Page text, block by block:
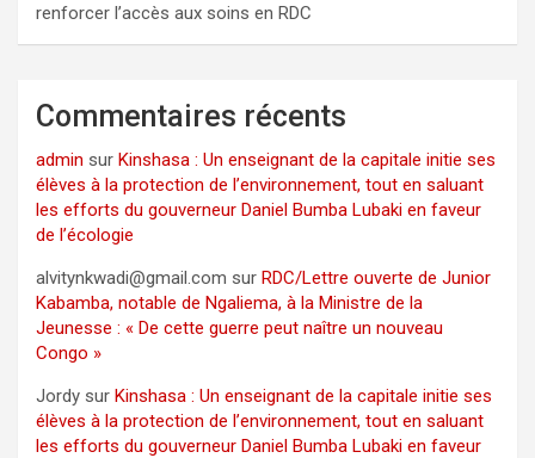
renforcer l’accès aux soins en RDC
Commentaires récents
admin sur Kinshasa : Un enseignant de la capitale initie ses
élèves à la protection de l’environnement, tout en saluant
les efforts du gouverneur Daniel Bumba Lubaki en faveur
de l’écologie
alvitynkwadi@gmail.com sur RDC/Lettre ouverte de Junior
Kabamba, notable de Ngaliema, à la Ministre de la
Jeunesse : « De cette guerre peut naître un nouveau
Congo »
Jordy sur Kinshasa : Un enseignant de la capitale initie ses
élèves à la protection de l’environnement, tout en saluant
les efforts du gouverneur Daniel Bumba Lubaki en faveur